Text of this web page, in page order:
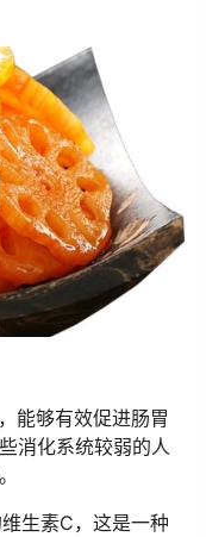
能够有效促进肠胃
消化系统较弱的人
生素C，这是一种